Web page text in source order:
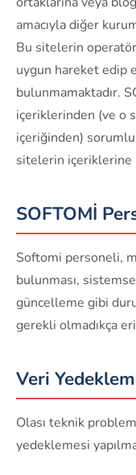
amacıyla diğer
Bu sitelerin
uygun hareket edip
bulunmamaktadır.
içeriklerinden (ve o
içeriğinden) sorumlu
sitelerin içeriklerine
SOFTOMİ
Softomi personeli,
bulunması,
güncelleme gibi
gerekli olmadıkça
Veri
Olası teknik
yedeklemesi